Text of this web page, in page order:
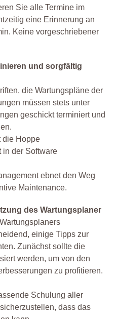
Sie alle Termine im
eine Erinnerung an
Keine vorgeschriebener
und sorgfältig
die Wartungspläne der
müssen stets unter
geschickt terminiert und
die Hoppe
in der Software
ebnet den Weg
Maintenance.
des Wartungsplaner
einige Tipps zur
Zunächst sollte die
werden, um von den
zu profitieren.
Schulung aller
dass das